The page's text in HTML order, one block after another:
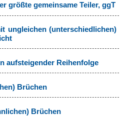
größte gemeinsame Teiler, ggT
ungleichen (unterschiedlichen)
aufsteigender Reihenfolge
Brüchen
Brüchen